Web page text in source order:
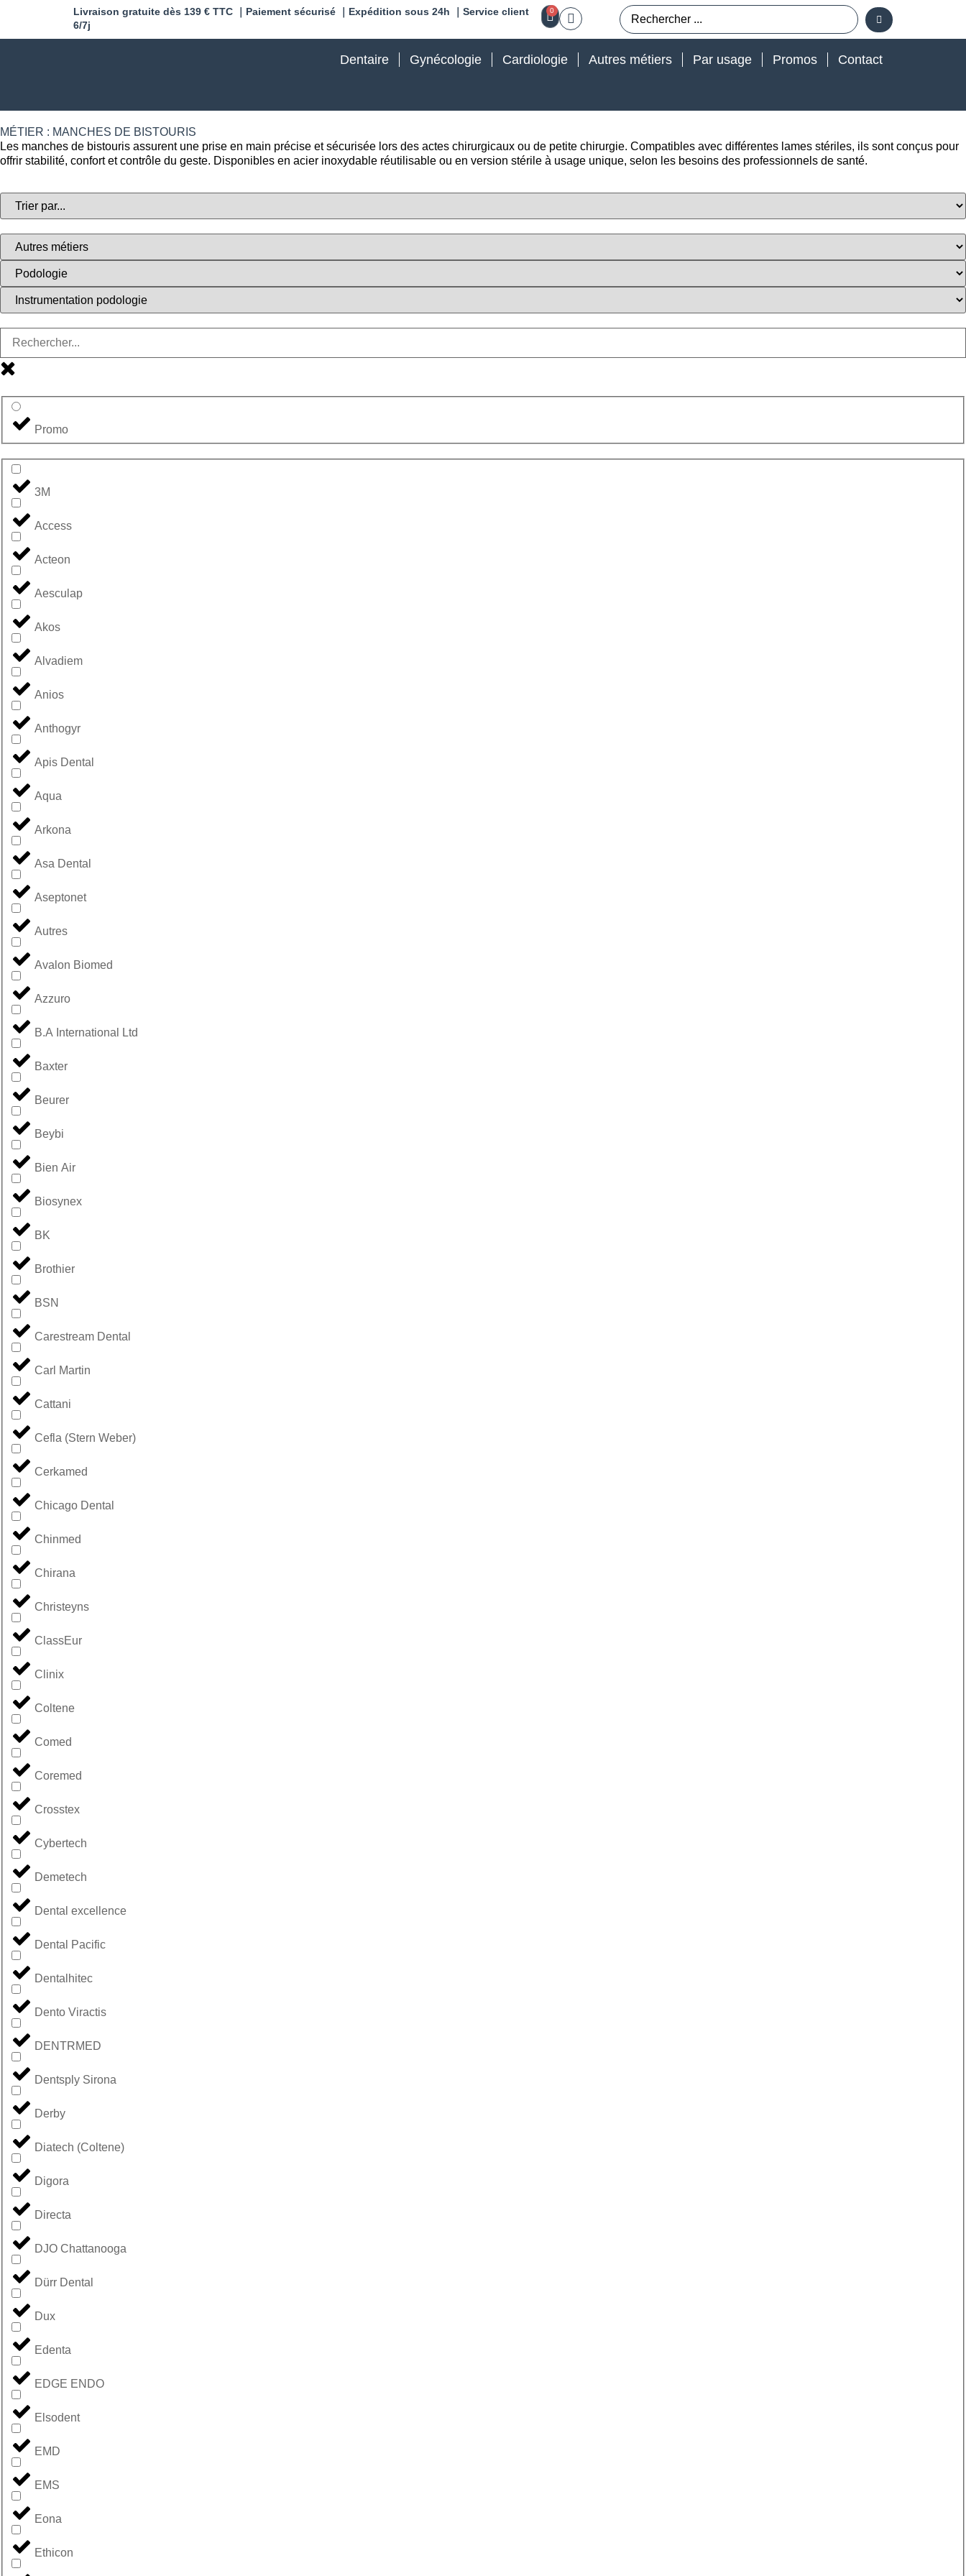
Livraison gratuite dès 139 € TTC ｜Paiement sécurisé ｜Expédition sous 24h ｜Service client
6/7j
0
Dentaire Gynécologie Cardiologie Autres métiers Par usage Promos Contact
MÉTIER : MANCHES DE BISTOURIS
Les manches de bistouris assurent une prise en main précise et sécurisée lors des actes chirurgicaux ou de petite chirurgie. Compatibles avec différentes lames stériles, ils sont conçus pour
offrir stabilité, confort et contrôle du geste. Disponibles en acier inoxydable réutilisable ou en version stérile à usage unique, selon les besoins des professionnels de santé.
Promo
3M
Access
Acteon
Aesculap
Akos
Alvadiem
Anios
Anthogyr
Apis Dental
Aqua
Arkona
Asa Dental
Aseptonet
Autres
Avalon Biomed
Azzuro
B.A International Ltd
Baxter
Beurer
Beybi
Bien Air
Biosynex
BK
Brothier
BSN
Carestream Dental
Carl Martin
Cattani
Cefla (Stern Weber)
Cerkamed
Chicago Dental
Chinmed
Chirana
Christeyns
ClassEur
Clinix
Coltene
Comed
Coremed
Crosstex
Cybertech
Demetech
Dental excellence
Dental Pacific
Dentalhitec
Dento Viractis
DENTRMED
Dentsply Sirona
Derby
Diatech (Coltene)
Digora
Directa
DJO Chattanooga
Dürr Dental
Dux
Edenta
EDGE ENDO
Elsodent
EMD
EMS
Eona
Ethicon